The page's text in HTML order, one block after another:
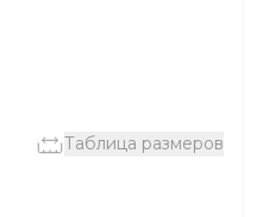
Таблица размеров